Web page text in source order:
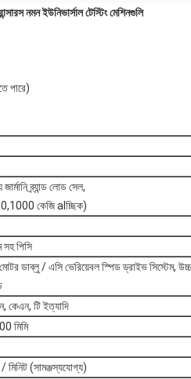
নমন ইউনিভার্সাল টেস্টিং মেশিনগুলি
পারে)
ব্র্যান্ড লোড সেল,
কেজি alচ্ছিক)
পিসি
ডাব্লু / এসি ভেরিয়েবল স্পিড ড্রাইভ সিস্টেম,
কেএন, টি ইত্যাদি
মিমি
(সামঞ্জস্যযোগ্য)